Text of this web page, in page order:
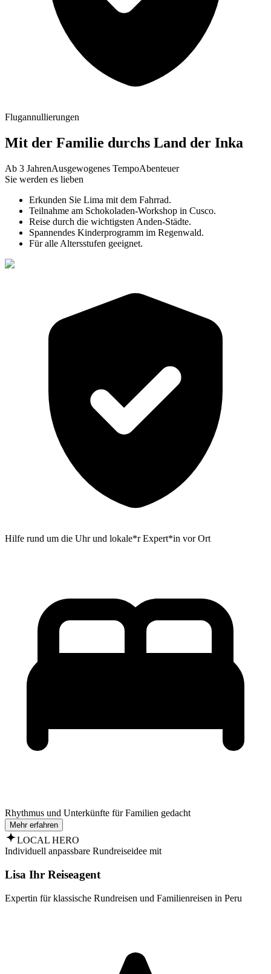
Flugannullierungen
Mit der Familie durchs Land der Inka
Ab 3 JahrenAusgewogenes TempoAbenteuer
Sie werden es lieben
Erkunden Sie Lima mit dem Fahrrad.
Teilnahme am Schokoladen-Workshop in Cusco.
Reise durch die wichtigsten Anden-Städte.
Spannendes Kinderprogramm im Regenwald.
Für alle Altersstufen geeignet.
Hilfe rund um die Uhr und lokale*r Expert*in vor Ort
Rhythmus und Unterkünfte für Familien gedacht
Mehr erfahren
LOCAL HERO
Individuell anpassbare Rundreiseidee mit
Lisa Ihr Reiseagent
Expertin für klassische Rundreisen und Familienreisen in Peru